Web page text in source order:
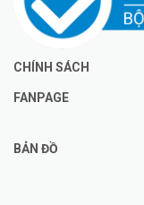
CHÍNH SÁCH
FANPAGE
BẢN ĐỒ